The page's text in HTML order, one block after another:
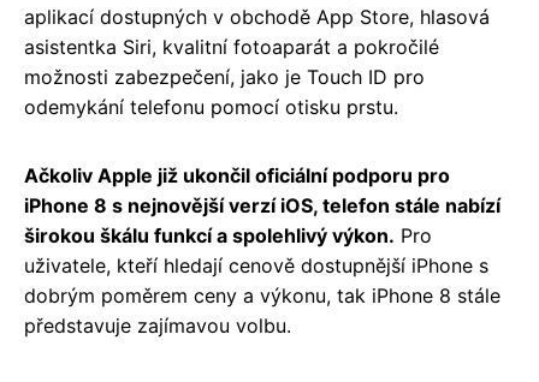
aplikací dostupných v obchodě App Store, hlasová
asistentka Siri, kvalitní fotoaparát a pokročilé
možnosti zabezpečení, jako je Touch ID pro
odemykání telefonu pomocí otisku prstu.
Ačkoliv Apple již ukončil oficiální podporu pro
iPhone 8 s nejnovější verzí iOS, telefon stále nabízí
širokou škálu funkcí a spolehlivý výkon. Pro
uživatele, kteří hledají cenově dostupnější iPhone s
dobrým poměrem ceny a výkonu, tak iPhone 8 stále
představuje zajímavou volbu.